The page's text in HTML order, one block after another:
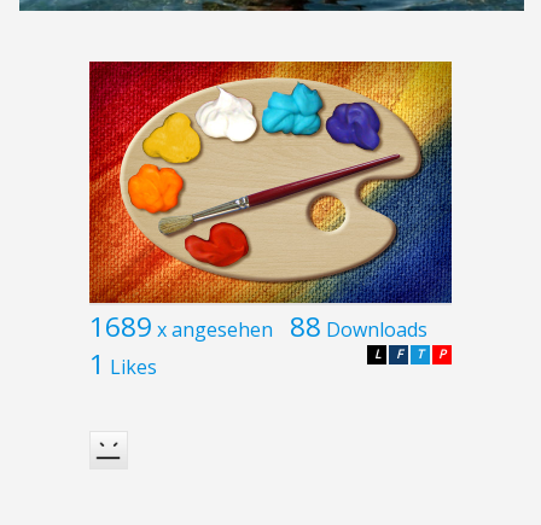
1689 x angesehen 88 Downloads
1 Likes P
T
F
L